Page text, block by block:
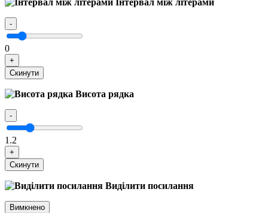
Інтервал між літерами
-
0
+
Скинути
Висота рядка
-
1.2
+
Скинути
Виділити посилання
Вимкнено